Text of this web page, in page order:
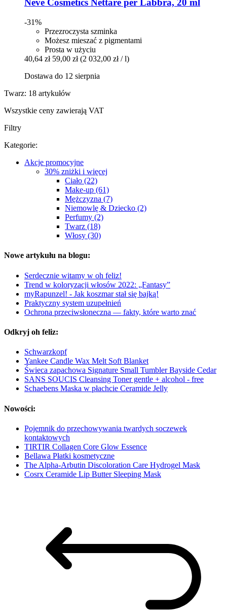
Neve Cosmetics Nettare per Labbra, 20 ml
-31%
Przezroczysta szminka
Możesz mieszać z pigmentami
Prosta w użyciu
40,64 zł 59,00 zł (2 032,00 zł / l)
Dostawa do 12 sierpnia
Twarz: 18 artykułów
Wszystkie ceny zawierają VAT
Filtry
Kategorie:
Akcje promocyjne
30% zniżki i więcej
Ciało (22)
Make-up (61)
Mężczyzna (7)
Niemowlę & Dziecko (2)
Perfumy (2)
Twarz (18)
Włosy (30)
Nowe artykułu na blogu:
Serdecznie witamy w oh feliz!
Trend w koloryzacji włosów 2022: „Fantasy”
myRapunzel! - Jak koszmar stał się bajką!
Praktyczny system uzupełnień
Ochrona przeciwsłoneczna — fakty, które warto znać
Odkryj oh feliz:
Schwarzkopf
Yankee Candle Wax Melt Soft Blanket
Świeca zapachowa Signature Small Tumbler Bayside Cedar
SANS SOUCIS Cleansing Toner gentle + alcohol - free
Schaebens Maska w płachcie Ceramide Jelly
Nowości:
Pojemnik do przechowywania twardych soczewek
kontaktowych
TIRTIR Collagen Core Glow Essence
Bellawa Płatki kosmetyczne
The Alpha-Arbutin Discoloration Care Hydrogel Mask
Cosrx Ceramide Lip Butter Sleeping Mask